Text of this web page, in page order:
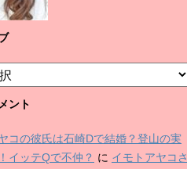
ント
コの彼氏は石崎Dで結婚？登山の実
イッテQで不仲？ に イモトアヤコさ